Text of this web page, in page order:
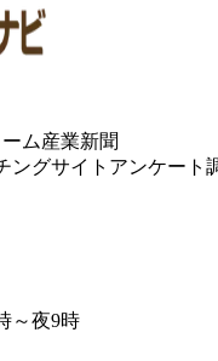
ム産業新聞
ングサイトアンケート
～夜9時